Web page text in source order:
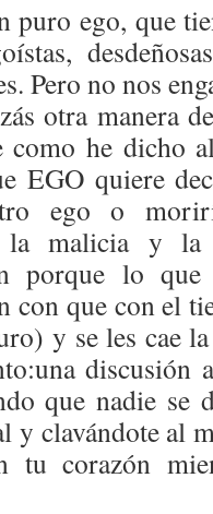
puro ego, que
Pero no nos
otra manera
como he dicho
EGO quiere
ego o
la malicia y la
porque lo
con que con el
y se les cae
discusión
que nadie se
y clavándote al
tu corazón